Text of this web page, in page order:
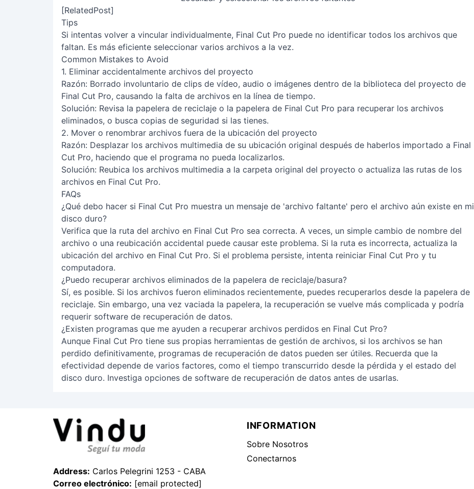
[RelatedPost]
Tips
Si intentas volver a vincular individualmente, Final Cut Pro puede no identificar todos los archivos que
faltan. Es más eficiente seleccionar varios archivos a la vez.
Common Mistakes to Avoid
1. Eliminar accidentalmente archivos del proyecto
Razón: Borrado involuntario de clips de vídeo, audio o imágenes dentro de la biblioteca del proyecto de
Final Cut Pro, causando la falta de archivos en la línea de tiempo.
Solución: Revisa la papelera de reciclaje o la papelera de Final Cut Pro para recuperar los archivos
eliminados, o busca copias de seguridad si las tienes.
2. Mover o renombrar archivos fuera de la ubicación del proyecto
Razón: Desplazar los archivos multimedia de su ubicación original después de haberlos importado a Final
Cut Pro, haciendo que el programa no pueda localizarlos.
Solución: Reubica los archivos multimedia a la carpeta original del proyecto o actualiza las rutas de los
archivos en Final Cut Pro.
FAQs
¿Qué debo hacer si Final Cut Pro muestra un mensaje de 'archivo faltante' pero el archivo aún existe en mi
disco duro?
Verifica que la ruta del archivo en Final Cut Pro sea correcta. A veces, un simple cambio de nombre del
archivo o una reubicación accidental puede causar este problema. Si la ruta es incorrecta, actualiza la
ubicación del archivo en Final Cut Pro. Si el problema persiste, intenta reiniciar Final Cut Pro y tu
computadora.
¿Puedo recuperar archivos eliminados de la papelera de reciclaje/basura?
Sí, es posible. Si los archivos fueron eliminados recientemente, puedes recuperarlos desde la papelera de
reciclaje. Sin embargo, una vez vaciada la papelera, la recuperación se vuelve más complicada y podría
requerir software de recuperación de datos.
¿Existen programas que me ayuden a recuperar archivos perdidos en Final Cut Pro?
Aunque Final Cut Pro tiene sus propias herramientas de gestión de archivos, si los archivos se han
perdido definitivamente, programas de recuperación de datos pueden ser útiles. Recuerda que la
efectividad depende de varios factores, como el tiempo transcurrido desde la pérdida y el estado del
disco duro. Investiga opciones de software de recuperación de datos antes de usarlas.
Address: Carlos Pelegrini 1253 - CABA
Correo electrónico: [email protected]
INFORMATION
Sobre Nosotros
Conectarnos